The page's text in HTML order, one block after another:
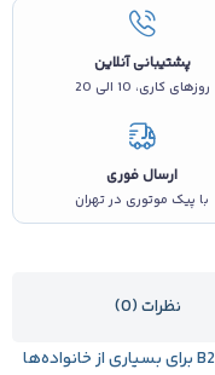
پشتیبانی آنلاین
روزهای کاری، 10 الی 20
ارسال فوری
با پیک موتوری در تهران
نظرات (0)
برای بسیاری از خانواده‌ها